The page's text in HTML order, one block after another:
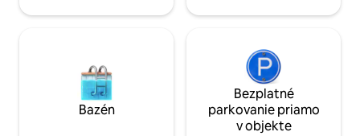
Bazén
Bezplatné
parkovanie priamo
v objekte